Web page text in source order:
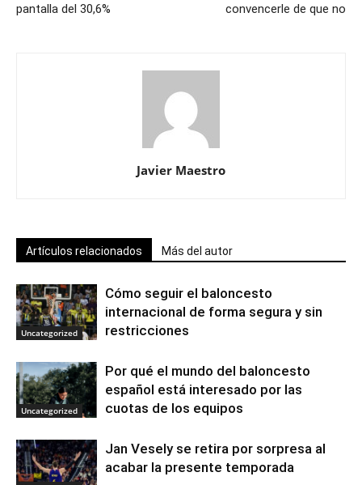
pantalla del 30,6%
convencerle de que no
Javier Maestro
Artículos relacionados Más del autor
Uncategorized
Cómo seguir el baloncesto
internacional de forma segura y sin
restricciones
Uncategorized
Por qué el mundo del baloncesto
español está interesado por las
cuotas de los equipos
Jan Vesely se retira por sorpresa al
acabar la presente temporada